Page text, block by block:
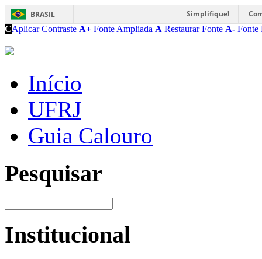
BRASIL Simplifique!
CAplicar Contraste A+ Fonte Ampliada A Restaurar Fonte A- Fonte
Início
UFRJ
Guia Calouro
Pesquisar
Institucional